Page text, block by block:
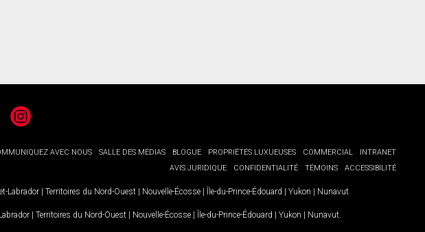
Instagram
AVEC NOUS SALLE DES MÉDIAS BLOGUE PROPRIÉTÉS LUXUEUSES COMMERCIAL
INTRANET
AVIS JURIDIQUE
CONFIDENTIALITÉ TÉMOINS ACCESSIBILITÉ
Labrador | Territoires du Nord-Ouest | Nouvelle-Écosse | Île-du-Prince-Édouard | Yukon | Nunavut
| Territoires du Nord-Ouest | Nouvelle-Écosse | Île-du-Prince-Édouard | Yukon | Nunavut